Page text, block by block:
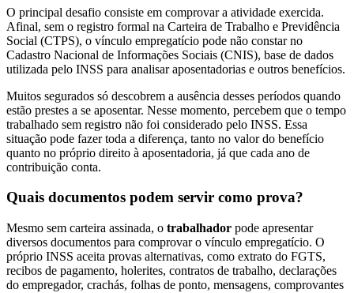
O principal desafio consiste em comprovar a atividade exercida.
Afinal, sem o registro formal na Carteira de Trabalho e Previdência
Social (CTPS), o vínculo empregatício pode não constar no
Cadastro Nacional de Informações Sociais (CNIS), base de dados
utilizada pelo INSS para analisar aposentadorias e outros benefícios.
Muitos segurados só descobrem a ausência desses períodos quando
estão prestes a se aposentar. Nesse momento, percebem que o tempo
trabalhado sem registro não foi considerado pelo INSS. Essa
situação pode fazer toda a diferença, tanto no valor do benefício
quanto no próprio direito à aposentadoria, já que cada ano de
contribuição conta.
Quais documentos podem servir como prova?
Mesmo sem carteira assinada, o trabalhador pode apresentar
diversos documentos para comprovar o vínculo empregatício. O
próprio INSS aceita provas alternativas, como extrato do FGTS,
recibos de pagamento, holerites, contratos de trabalho, declarações
do empregador, crachás, folhas de ponto, mensagens, comprovantes